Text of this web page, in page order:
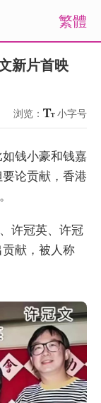
繁體
新片首映
浏览： 小字号
钱小豪和钱嘉
论贡献，香港
许冠英、许冠
献，被人称